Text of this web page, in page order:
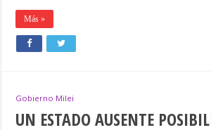
Más »
Gobierno Milei
UN ESTADO AUSENTE